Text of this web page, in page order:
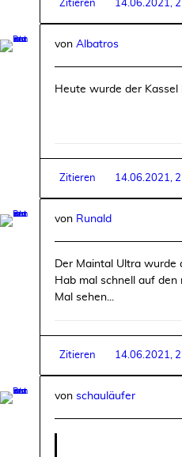
Zitieren 14.06.2021,
von Albatros
Heute wurde der Kassel
Zitieren 14.06.2021,
von Runald
Der Maintal Ultra wurde
Hab mal schnell auf
Mal sehen...
Zitieren 14.06.2021,
von schauläufer